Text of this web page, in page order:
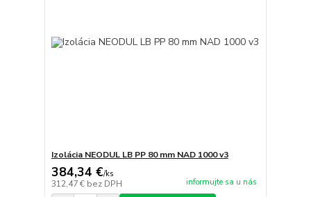
Izolácia NEODUL LB PP 80 mm NAD 1000 v3
384,34 €/ks
312,47 € bez DPH informujte sa u nás